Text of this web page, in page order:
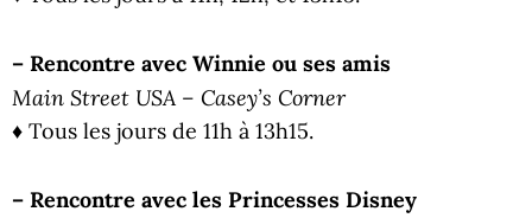
– Rencontre avec Winnie ou ses amis
Main Street USA – Casey’s Corner
♦ Tous les jours de 11h à 13h15.
– Rencontre avec les Princesses Disney